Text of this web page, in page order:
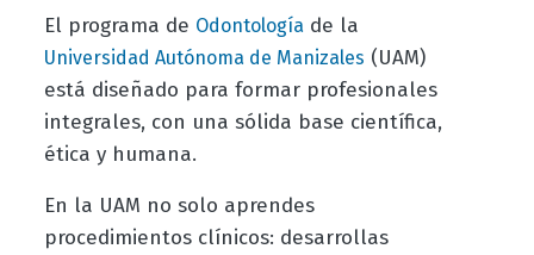
El programa de Odontologíade la
Universidad Autónoma de Manizales (UAM)
está diseñado para formar profesionales
integrales, con una sólida base científica,
ética y humana.
En la UAM no solo aprendes
procedimientos clínicos: desarrollas